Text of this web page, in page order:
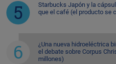
Starbucks Japón y la
que el café (el producto se
¿Una nueva hidroeléctrica
el debate sobre Corpus
millones)